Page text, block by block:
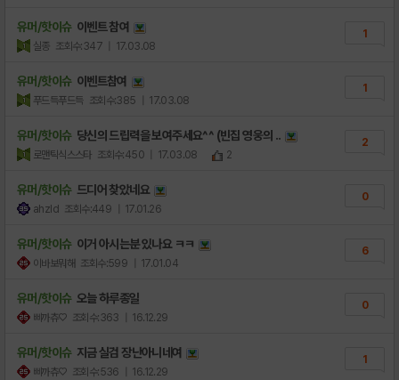
유머/핫이슈 이벤트 참여
실종 조회수:347 | 17.03.08
1
유머/핫이슈 이벤트참여
푸드득푸드득 조회수:385 | 17.03.08
1
유머/핫이슈 당신의 드립력을 보여주세요^^ (빈집 영웅의 ..
로맨틱식스스타 조회수:450 | 17.03.08 2
2
유머/핫이슈 드디어 찾았네요
ahzld 조회수:449 | 17.01.26
0
유머/핫이슈 이거 아시는분 있나요 ㅋㅋ
이바보뭐해 조회수:599 | 17.01.04
6
유머/핫이슈 오늘 하루종일
삐까츄♡ 조회수:363 | 16.12.29
0
유머/핫이슈 지금 실검 장난아니네여
삐까츄♡ 조회수:536 | 16.12.29
1